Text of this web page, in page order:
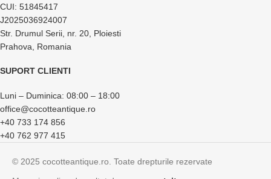
CUI: 51845417
J2025036924007
Str. Drumul Serii, nr. 20, Ploiesti
Prahova, Romania
SUPORT CLIENTI
Luni – Duminica: 08:00 – 18:00
office@cocotteantique.ro
+40 733 174 856
+40 762 977 415
© 2025 cocotteantique.ro. Toate drepturile rezervate